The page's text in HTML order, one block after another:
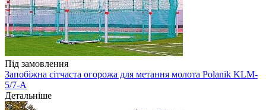
Під замовлення
Запобіжна сітчаста огорожа для метання молота Polanik KLM-
5/7-А
Детальніше